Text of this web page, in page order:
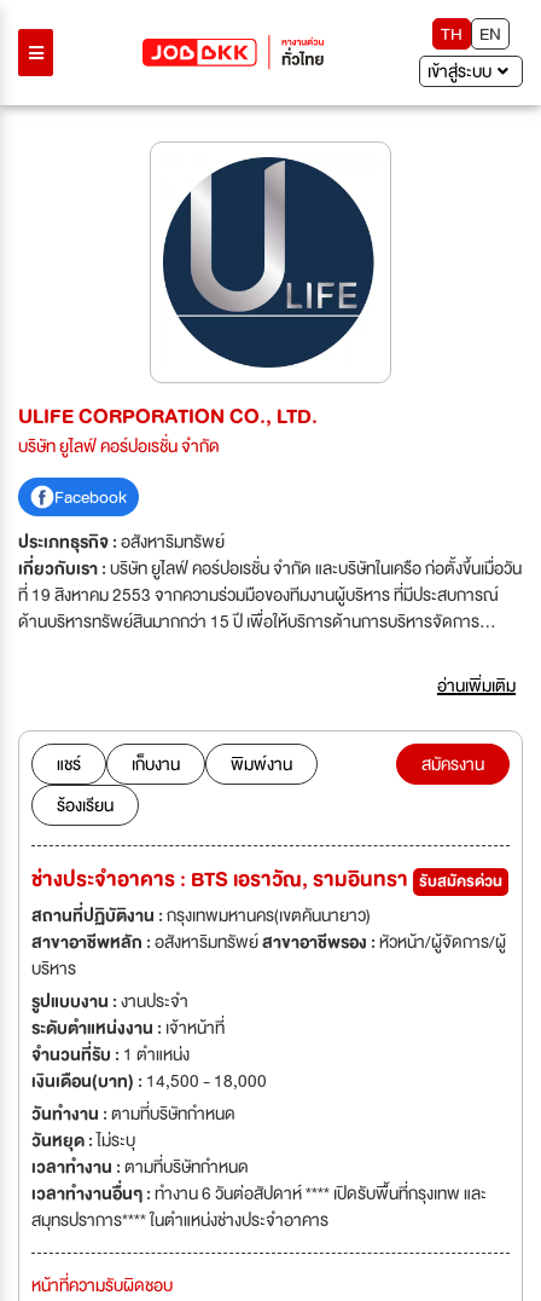
TH
EN
เข้าสู่ระบบ
ULIFE CORPORATION CO., LTD.
บริษัท ยูไลฟ์ คอร์ปอเรชั่น จำกัด
Facebook
ประเภทธุรกิจ :อสังหาริมทรัพย์
เกี่ยวกับเรา :บริษัท ยูไลฟ์ คอร์ปอเรชั่น จำกัด และบริษัทในเครือ ก่อตั้งขึ้นเมื่อวัน
ที่ 19 สิงหาคม 2553 จากความร่วมมือของทีมงานผู้บริหาร ที่มีประสบการณ์
ด้านบริหารทรัพย์สินมากกว่า 15 ปี เพื่อให้บริการด้านการบริหารจัดการ
อ่านเพิ่มเติม
แชร์ เก็บงาน
พิมพ์งาน
ร้องเรียน
สมัครงาน
ช่างประจำอาคาร : BTS เอราวัณ, รามอินทรา รับสมัครด่วน
สถานที่ปฏิบัติงาน :กรุงเทพมหานคร(เขตคันนายาว)
สาขาอาชีพหลัก :อสังหาริมทรัพย์สาขาอาชีพรอง :หัวหน้า/ผู้จัดการ/ผู้
บริหาร
รูปแบบงาน :งานประจำ
ระดับตำแหน่งงาน : เจ้าหน้าที่
จำนวนที่รับ : 1 ตำแหน่ง
เงินเดือน(บาท) : 14,500 - 18,000
วันทำงาน :ตามที่บริษัทกำหนด
วันหยุด :ไม่ระบุ
เวลาทำงาน :ตามที่บริษัทกำหนด
เวลาทำงานอื่นๆ :ทำงาน 6 วันต่อสัปดาห์ **** เปิดรับพื้นที่กรุงเทพ และ
สมุทรปราการ**** ในตำแหน่งช่างประจำอาคาร
หน้าที่ความรับผิดชอบ